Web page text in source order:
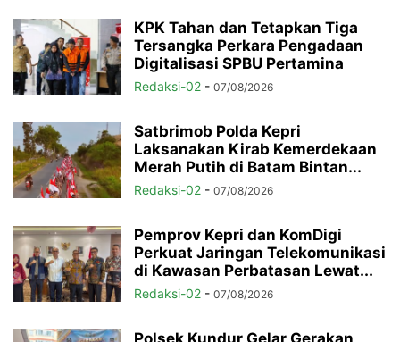
KPK Tahan dan Tetapkan Tiga
Tersangka Perkara Pengadaan
Digitalisasi SPBU Pertamina
Redaksi-02 - 07/08/2026
Satbrimob Polda Kepri
Laksanakan Kirab Kemerdekaan
Merah Putih di Batam Bintan...
Redaksi-02 - 07/08/2026
Pemprov Kepri dan KomDigi
Perkuat Jaringan Telekomunikasi
di Kawasan Perbatasan Lewat...
Redaksi-02 - 07/08/2026